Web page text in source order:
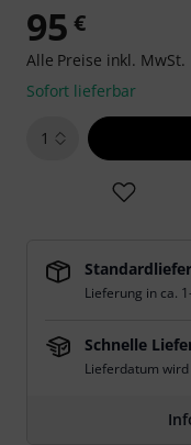
95 €
Alle Preise inkl. MwSt.
Sofort lieferbar
1
Lieferung in ca.
Schnelle
Lieferdatum